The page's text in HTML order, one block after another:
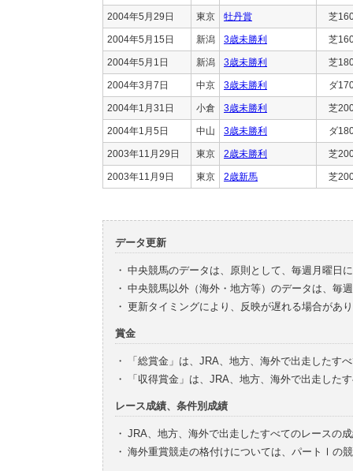
2004年5月29日 東京 牡丹賞 芝
2004年5月15日 新潟 3歳未勝利 芝
2004年5月1日 新潟 3歳未勝利 芝
2004年3月7日 中京 3歳未勝利 ダ
2004年1月31日 小倉 3歳未勝利 芝
2004年1月5日 中山 3歳未勝利 ダ
2003年11月29日 東京 2歳未勝利 芝
2003年11月9日 東京 2歳新馬 芝
データ更新
・ 中央競馬のデータは、原則として、毎週月曜日
・ 中央競馬以外（海外・地方等）のデータは、毎
・ 更新タイミングにより、反映が遅れる場合があ
賞金
・
「総賞金」は、JRA、地方、海外で出走したす
・
「収得賞金」は、JRA、地方、海外で出走した
レース成績、条件別成績
・ JRA、地方、海外で出走したすべてのレースの
・ 海外重賞競走の格付けについては、パートⅠの